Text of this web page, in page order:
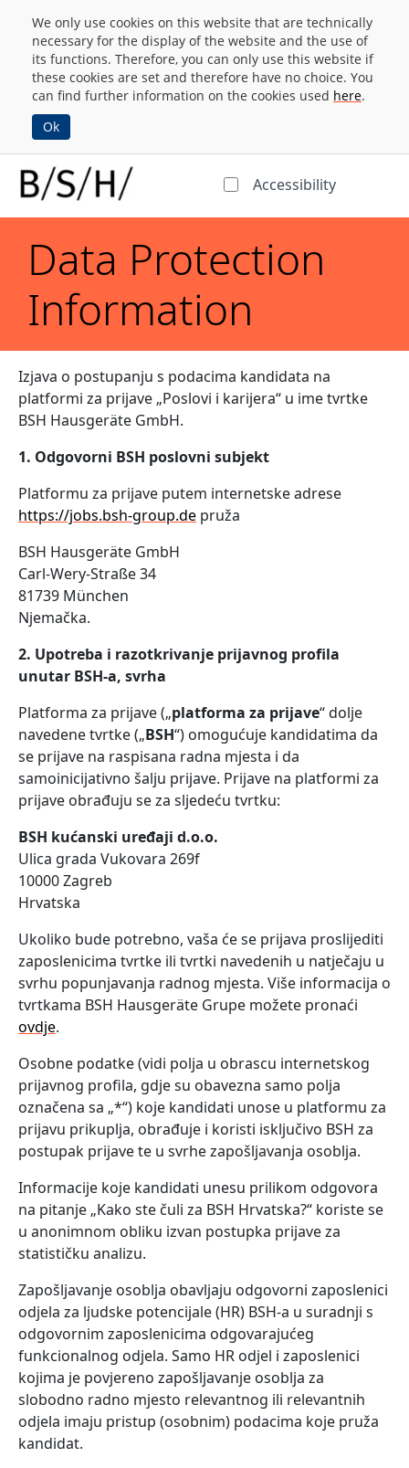
We only use cookies on this website that are technically
necessary for the display of the website and the use of
its functions. Therefore, you can only use this website if
these cookies are set and therefore have no choice. You
can find further information on the cookies used here.
Ok
Accessibility
Data Protection
Information
Izjava o postupanju s podacima kandidata na
platformi za prijave „Poslovi i karijera“ u ime tvrtke
BSH Hausgeräte GmbH.
1. Odgovorni BSH poslovni subjekt
Platformu za prijave putem internetske adrese
https://jobs.bsh-group.de pruža
BSH Hausgeräte GmbH
Carl-Wery-Straße 34
81739 München
Njemačka.
2. Upotreba i razotkrivanje prijavnog profila
unutar BSH-a, svrha
Platforma za prijave („platforma za prijave“ dolje
navedene tvrtke („BSH“) omogućuje kandidatima da
se prijave na raspisana radna mjesta i da
samoinicijativno šalju prijave. Prijave na platformi za
prijave obrađuju se za sljedeću tvrtku:
BSH kućanski uređaji d.o.o.
Ulica grada Vukovara 269f
10000 Zagreb
Hrvatska
Ukoliko bude potrebno, vaša će se prijava proslijediti
zaposlenicima tvrtke ili tvrtki navedenih u natječaju u
svrhu popunjavanja radnog mjesta. Više informacija o
tvrtkama BSH Hausgeräte Grupe možete pronaći
ovdje.
Osobne podatke (vidi polja u obrascu internetskog
prijavnog profila, gdje su obavezna samo polja
označena sa „*“) koje kandidati unose u platformu za
prijavu prikuplja, obrađuje i koristi isključivo BSH za
postupak prijave te u svrhe zapošljavanja osoblja.
Informacije koje kandidati unesu prilikom odgovora
na pitanje „Kako ste čuli za BSH Hrvatska?“ koriste se
u anonimnom obliku izvan postupka prijave za
statističku analizu.
Zapošljavanje osoblja obavljaju odgovorni zaposlenici
odjela za ljudske potencijale (HR) BSH-a u suradnji s
odgovornim zaposlenicima odgovarajućeg
funkcionalnog odjela. Samo HR odjel i zaposlenici
kojima je povjereno zapošljavanje osoblja za
slobodno radno mjesto relevantnog ili relevantnih
odjela imaju pristup (osobnim) podacima koje pruža
kandidat.